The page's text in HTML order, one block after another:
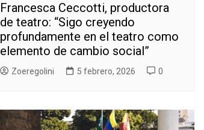
Francesca Ceccotti, productora
de teatro: “Sigo creyendo
profundamente en el teatro como
elemento de cambio social”
Zoeregolini 5 febrero, 2026 0